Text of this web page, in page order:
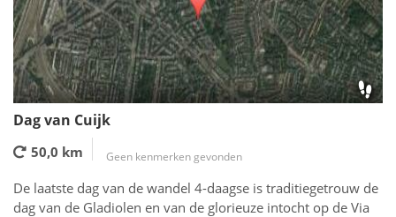
Dag van Cuijk
50,0 km Geen kenmerken gevonden
De laatste dag van de wandel 4-daagse is traditiegetrouw de
dag van de Gladiolen en van de glorieuze intocht op de Via